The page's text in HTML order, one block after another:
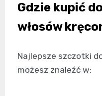
Gdzie kupić
włosów
Najlepsze szczotki
możesz znaleźć w: